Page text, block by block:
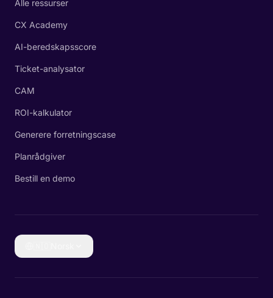
Alle ressurser
CX Academy
AI-beredskapsscore
Ticket-analysator
CAM
ROI-kalkulator
Generere forretningscase
Planrådgiver
Bestill en demo